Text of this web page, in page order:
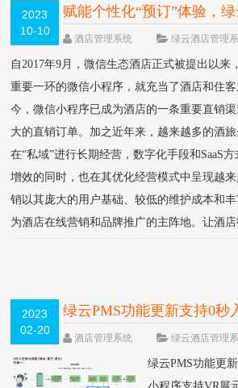
2023
10-10
赋能个性化“预订”体验，
级
NEW
酒店管理系统 绿云酒店管理
自2017年9月，微信生态酒店正式被提出以来
重要一环的微信小程序，就充当了酒店和住
今，微信小程序已成为酒店的一条重要直销
大的直销订单。加之近年来，越来越多的酒
在“私域”进行长期经营，数字化手段和SaaS
增效的同时，也在其优化经营模式中呈现越
销以其庞大的用户基础、较低的维护成本和
为酒店在线营销和品牌推广的主阵地。让酒店
2023
02-20
绿云PMS功能更新支持0秒
酒店管理系统 绿云酒店管理
绿云PMS功能更